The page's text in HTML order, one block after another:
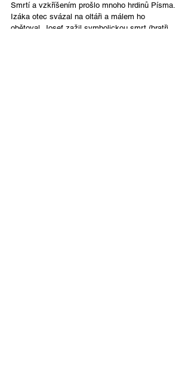
Smrtí a vzkříšením prošlo mnoho hrdinů Písma.
Izáka otec svázal na oltáři a málem ho
obětoval. Josef zažil symbolickou smrt (bratři